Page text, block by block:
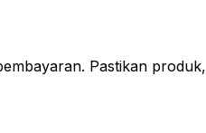
Pastikan produk,